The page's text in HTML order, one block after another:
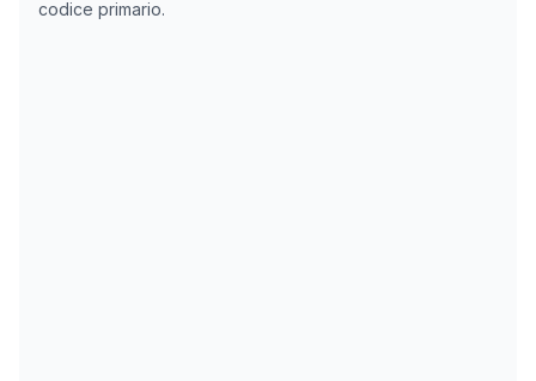
codice primario.
26/10/2025